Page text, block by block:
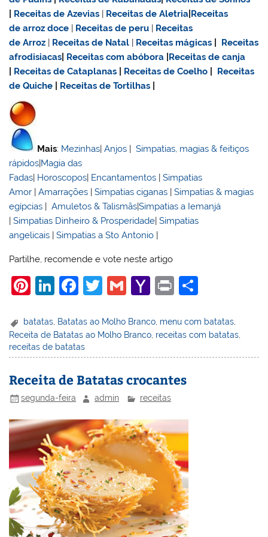
Receitas de Azevias | Receitas de Aletria Receitas
dearroz doce | Receitas de peru | Receitas
de Arroz | Receitas de Natal | Receitas mágicas
Receitas
afrodisiacas Receitas com abóbora Receitas de canja
Receitas de Cataplanas Receitas de Coelho
Receitas
de Quiche
Receitas de Tortilhas
Mais: Mezinhas|Anjos |Simpatias, magias & feitiços
rápidos|Magia das
Fadas| Horoscopos| Encantamentos |Simpatias
Amor |Amarrações |Simpatias ciganas |Simpatias & magias
egípcias |Amuletos & Talismãs|Simpatias a Iemanjá
|Simpatias Dinheiro & Prosperidade|Simpatias
angelicais |Simpatias a Sto Antonio |
Partilhe, recomende e vote neste artigo
Pi
er
e
st
Li
k
e
dI
n
F
c
e
b
o
o
k
T
itt
er
G
ai
l
Y
h
o
o
M
ai
l
Pr
t
ar
e
batatas, Batatas ao Molho Branco, menu com batatas,
Receita de Batatas ao Molho Branco receitas com batatas
receitas de batatas
Receita de Batatas crocantes
segunda-feira admin receitas